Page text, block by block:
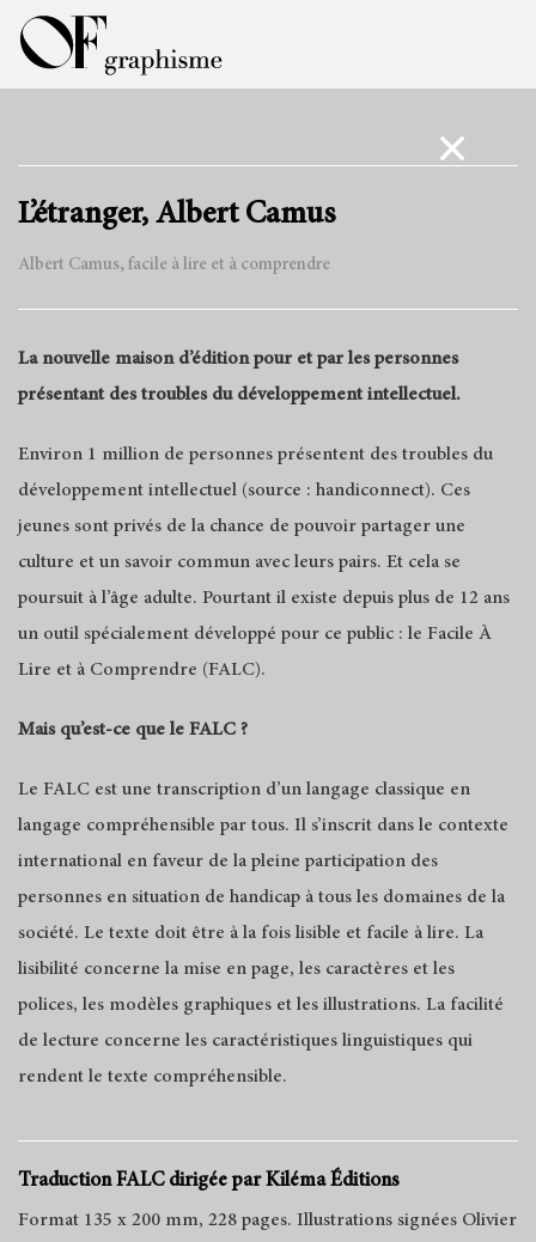
L’étranger, Albert Camus
Albert Camus, facile à lire et à comprendre
La nouvelle maison d’édition pour et par les personnes
présentant des troubles du développement intellectuel.
Environ 1 million de personnes présentent des troubles du
développement intellectuel (source : handiconnect). Ces
jeunes sont privés de la chance de pouvoir partager une
culture et un savoir commun avec leurs pairs. Et cela se
poursuit à l’âge adulte. Pourtant il existe depuis plus de 12 ans
un outil spécialement développé pour ce public : le Facile À
Lire et à Comprendre (FALC).
Mais qu’est-ce que le FALC ?
Le FALC est une transcription d’un langage classique en
langage compréhensible par tous. Il s’inscrit dans le contexte
international en faveur de la pleine participation des
personnes en situation de handicap à tous les domaines de la
société. Le texte doit être à la fois lisible et facile à lire. La
lisibilité concerne la mise en page, les caractères et les
polices, les modèles graphiques et les illustrations. La facilité
de lecture concerne les caractéristiques linguistiques qui
rendent le texte compréhensible.
Traduction FALC dirigée par Kiléma Éditions
Format 135 x 200 mm, 228 pages. Illustrations signées Olivier